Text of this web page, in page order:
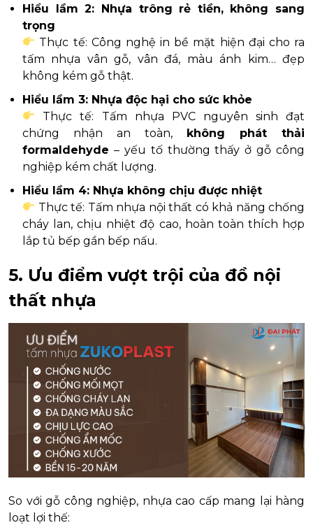
Hiểu lầm 2: Nhựa trông rẻ tiền, không sang
trọng
Thực tế: Công nghệ in bề mặt hiện đại cho ra
tấm nhựa vân gỗ, vân đá, màu ánh kim… đẹp
không kém gỗ thật.
Hiểu lầm 3: Nhựa độc hại cho sức khỏe
Thực tế: Tấm nhựa PVC nguyên sinh đạt
chứng nhận an toàn, không phát thải
formaldehyde – yếu tố thường thấy ở gỗ công
nghiệp kém chất lượng.
Hiểu lầm 4: Nhựa không chịu được nhiệt
Thực tế: Tấm nhựa nội thất có khả năng chống
cháy lan, chịu nhiệt độ cao, hoàn toàn thích hợp
lắp tủ bếp gần bếp nấu.
5. Ưu điểm vượt trội của đồ nội
thất nhựa
So với gỗ công nghiệp, nhựa cao cấp mang lại hàng
loạt lợi thế: